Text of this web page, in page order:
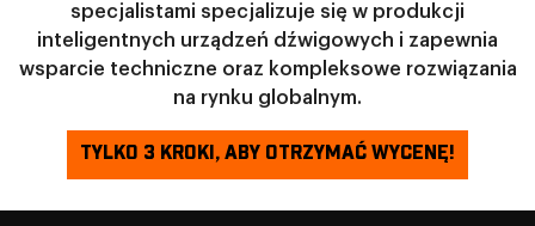
specjalistami specjalizuje się w produkcji
inteligentnych urządzeń dźwigowych i zapewnia
wsparcie techniczne oraz kompleksowe rozwiązania
na rynku globalnym.
TYLKO 3 KROKI, ABY OTRZYMAĆ WYCENĘ!